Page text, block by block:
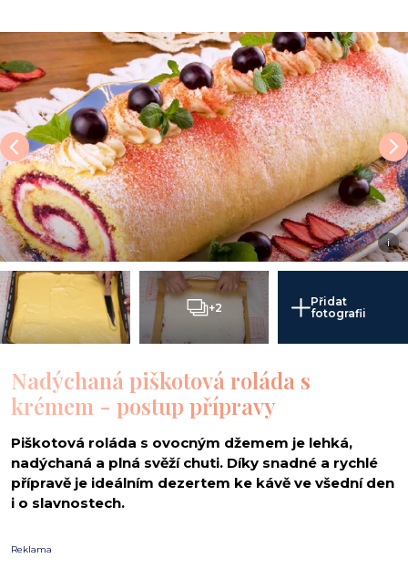
i
+2
Přidat
fotografii
Nadýchaná piškotová roláda s
krémem - postup přípravy
Piškotová roláda s ovocným džemem je lehká,
nadýchaná a plná svěží chuti. Díky snadné a rychlé
přípravě je ideálním dezertem ke kávě ve všední den
i o slavnostech.
Reklama